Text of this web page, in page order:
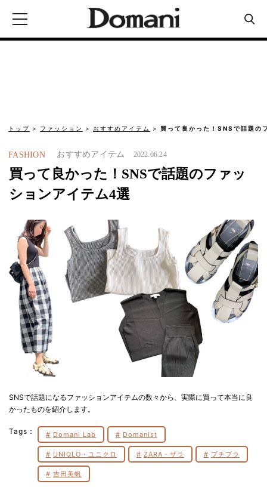
トップ ファッション おすすめアイテム 買って良かった！SNSで話題の
FASHION おすすめアイテム 2022.06.24
買って良かった！SNSで話題のファッ
ションアイテム4選
SNSで話題になるファッションアイテムの数々から、実際に買って本当に良
かったものを紹介します。
Tags： Domani Lab Domanist
UNIQLO・ユニクロ ZARA・ザラ プチプラ
吉田美帆